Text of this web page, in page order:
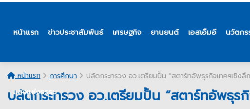
หน้าแรก ข่าวประชาสัมพันธ์ เศรษฐกิจ ยานยนต์ เอสเอ็มอี นวัตกร
แสงแห่งธรรม
หน้าแรก การศึกษา ปลัดกระทรวง อว.เตรียมปั้น “สตาร์ทอัพธุรกิจเทคฯเชิงลึ
ปลัดกระทรวง อว.เตรียมปั้น “สตาร์ทอัพธุร